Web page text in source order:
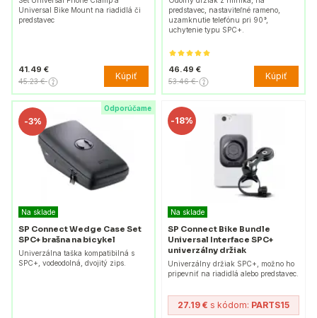
Universal Bike Mount na riadidlá či
predstavec
41.49 €
45.23 € Kúpiť
predstavec, nastaviteľné rameno,
uzamknutie telefónu pri 90°,
uchytenie typu SPC+.
46.49 €
53.46 € Kúpiť
Odporúčame
-3%
Na sklade
SP Connect Wedge Case Set
SPC+ brašna na bicykel
Univerzálna taška kompatibilná s
SPC+, vodeodolná, dvojitý zips.
-18%
Na sklade
SP Connect Bike Bundle
Universal Interface SPC+
univerzálny držiak
Univerzálny držiak SPC+, možno ho
pripevniť na riadidlá alebo predstavec.
27.19 € s kódom: PARTS15